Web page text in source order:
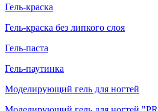
Гель-краска
Гель-краска без липкого слоя
Гель-паста
Гель-паутинка
Моделирующий гель для ногтей